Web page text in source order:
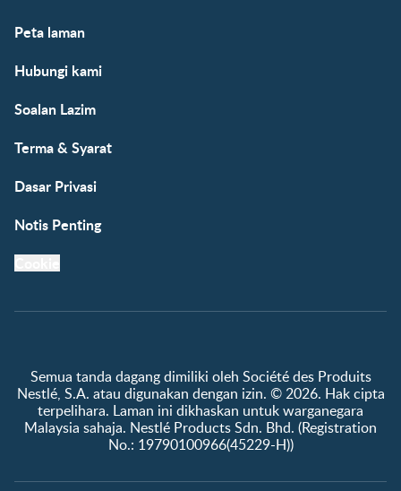
Peta laman
Hubungi kami
Soalan Lazim
Terma & Syarat
Dasar Privasi
Notis Penting
Semua tanda dagang dimiliki oleh Société des Produits
Nestlé, S.A. atau digunakan dengan izin. © 2026. Hak cipta
terpelihara. Laman ini dikhaskan untuk warganegara
Malaysia sahaja. Nestlé Products Sdn. Bhd. (Registration
No.: 19790100966(45229-H))